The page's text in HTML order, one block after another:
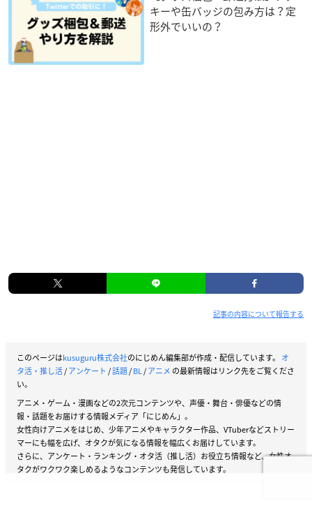
キーや缶バッジの包み方は？定
形外でいいの？
記事の内容について報告する
このページはkusuguru株式会社のにじめん編集部が作成・配信しています。 オ
タ活・推し活/アンケート /話題/BL/アニメ の最新情報はリンク先をご覧くださ
い。
アニメ・ゲーム・漫画などの2次元コンテンツや、声優・舞台・俳優などの情
報・話題をお届けする情報メディア「にじめん」。
女性向けアニメをはじめ、少年アニメやキャラクター作品、VTuberなどストリー
マーにも幅を広げ、オタクが気になる情報を幅広くお届けしています。
さらに、アンケート・ランキング・オタ活（推し活）お役立ち情報など、女性オ
タクがワクワク楽しめるようなコンテンツも発信しています。